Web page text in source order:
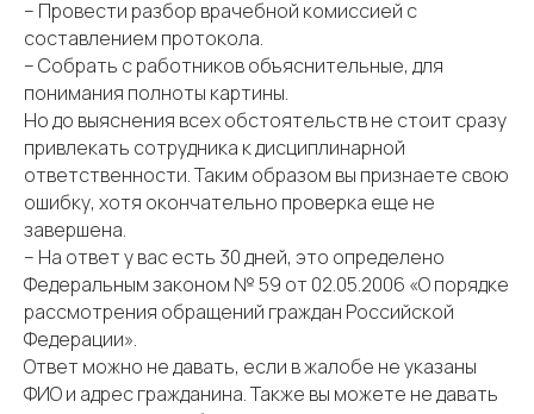
– Провести разбор врачебной комиссией с
составлением протокола.
– Собрать с работников объяснительные, для
понимания полноты картины.
Но до выяснения всех обстоятельств не стоит сразу
привлекать сотрудника к дисциплинарной
ответственности. Таким образом вы признаете свою
ошибку, хотя окончательно проверка еще не
завершена.
– На ответ у вас есть 30 дней, это определено
Федеральным законом № 59 от 02.05.2006 «О порядке
рассмотрения обращений граждан Российской
Федерации».
Ответ можно не давать, если в жалобе не указаны
ФИО и адрес гражданина. Также вы можете не давать